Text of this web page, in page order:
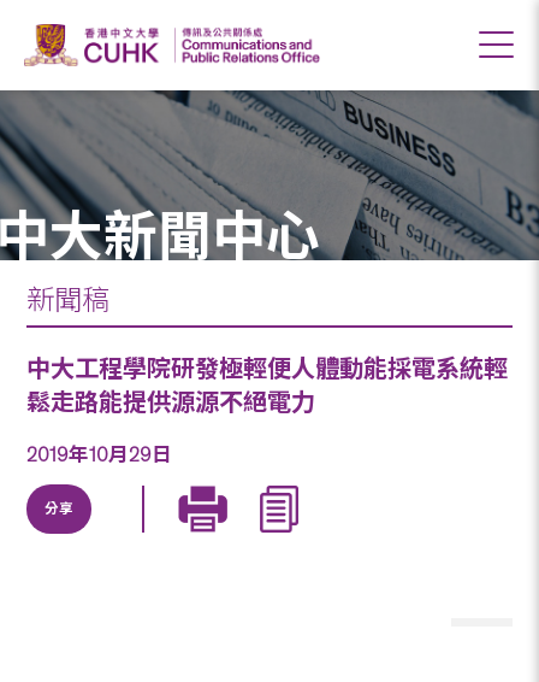
大新聞中心
新聞稿
中大工程學院研發極輕便人體動能採電系統輕
鬆走路能提供源源不絕電力
2019年10月29日
分享